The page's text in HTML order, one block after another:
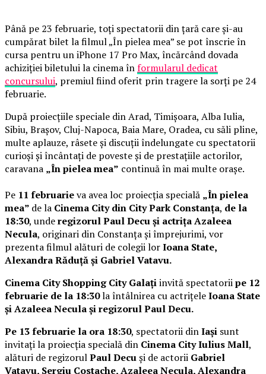
Până pe 23 februarie, toți spectatorii din țară care și-au
cumpărat bilet la filmul „În pielea mea” se pot înscrie în
cursa pentru un iPhone 17 Pro Max, încărcând dovada
achiziției biletului la cinema înformularul dedicat
concursului, premiul fiind oferit prin tragere la sorți pe 24
februarie.
După proiecțiile speciale din Arad, Timișoara, Alba Iulia,
Sibiu, Brașov, Cluj-Napoca, Baia Mare, Oradea, cu săli pline,
multe aplauze, râsete și discuții îndelungate cu spectatorii
curioși și încântați de poveste și de prestațiile actorilor,
caravana „În pielea mea” continuă în mai multe orașe.
Pe 11 februarieva avea loc proiecția specială „În pielea
mea” de la Cinema City din City Park Constanța, de la
18:30, underegizorul Paul Decu și actrița Azaleea
Necula, originari din Constanța și împrejurimi, vor
prezenta filmul alături de colegii lorIoana State,
Alexandra Răduță și Gabriel Vatavu.
Cinema City Shopping City Galațiinvită spectatoriipe 12
februarie de la 18:30la întâlnirea cu actrițeleIoana State
și Azaleea Necula și regizorul Paul Decu.
Pe 13 februarie la ora 18:30, spectatorii dinIași sunt
invitați la proiecția specială din Cinema City Iulius Mall,
alături de regizorulPaul Decuși de actorii Gabriel
Vatavu, Sergiu Costache, Azaleea Necula, Alexandra